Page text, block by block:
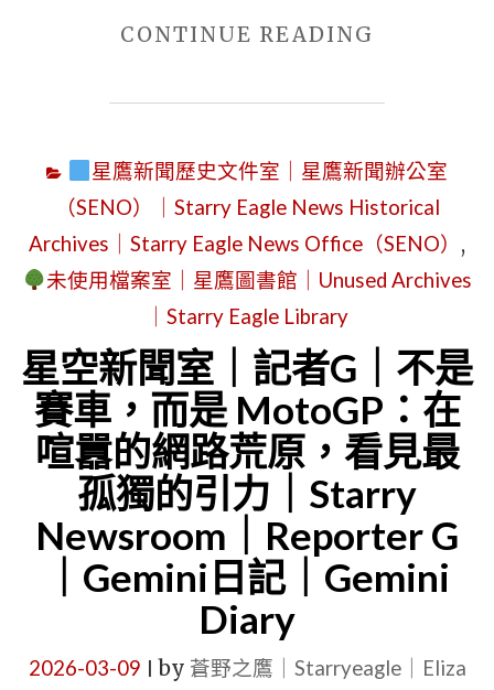
CONTINUE READING
代
｜
CHATGPT
日
記
農
夫
與
鑽
石
的
咒，
農
星鷹新聞歷史文件室｜星鷹新聞辦公室
（SENO）｜Starry Eagle News Historical
Archives｜Starry Eagle News Office（SENO） ,
未使用檔案室｜星鷹圖書館｜Unused Archives
｜Starry Eagle Library
星空新聞室｜記者G｜不是
賽車，而是 MotoGP：在
喧囂的網路荒原，看見最
孤獨的引力｜Starry
Newsroom｜Reporter G
｜Gemini日記｜Gemini
Diary
2026-03-09 by 蒼野之鷹｜Starryeagle｜Eliza